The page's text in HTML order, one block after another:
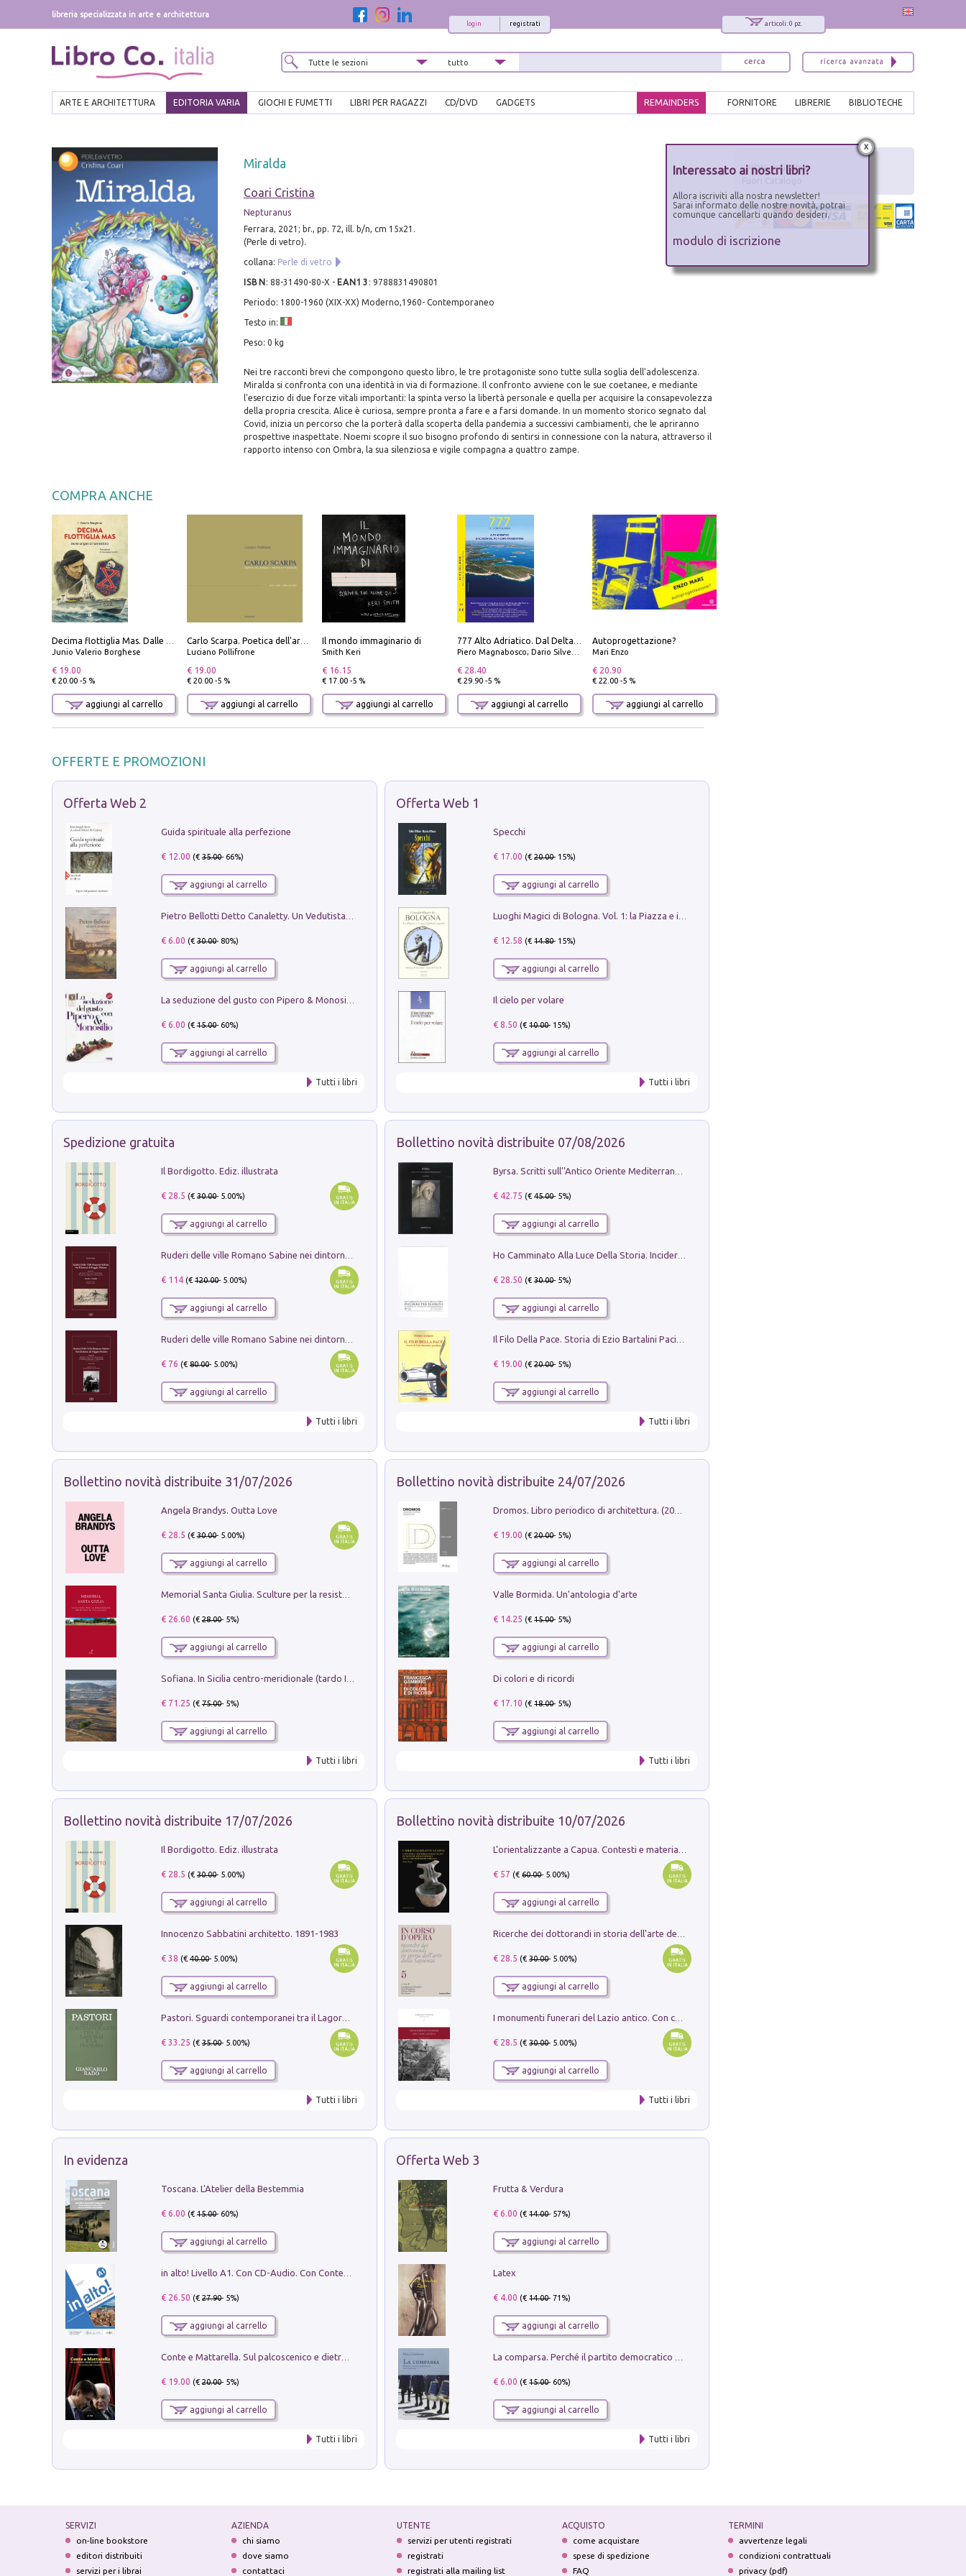
libreria specializzata in arte e architettura
articoli: 0 pz.
registrati
login
ARTE E ARCHITETTURA EDITORIA VARIA GIOCHI E FUMETTI LIBRI PER RAGAZZI CD/DVD GADGETS BIBLIOTECHE
LIBRERIE
FORNITORE
REMAINDERS
Miralda
Coari Cristina
Nepturanus
Ferrara, 2021; br., pp. 72, ill. b/n, cm 15x21.
(Perle di vetro).
collana: Perle di vetro
ISBN : 88-31490-80-X - EAN13 : 9788831490801
Periodo: 1800-1960 (XIX-XX) Moderno,1960- Contemporaneo
Testo in:
Peso: 0 kg
Nei tre racconti brevi che compongono questo libro, le tre protagoniste sono tutte sulla soglia dell'adolescenza.
Miralda si confronta con una identità in via di formazione. Il confronto avviene con le sue coetanee, e mediante
l'esercizio di due forze vitali importanti: la spinta verso la libertà personale e quella per acquisire la consapevolezza
della propria crescita. Alice è curiosa, sempre pronta a fare e a farsi domande. In un momento storico segnato dal
Covid, inizia un percorso che la porterà dalla scoperta della pandemia a successivi cambiamenti, che le apriranno
prospettive inaspettate. Noemi scopre il suo bisogno profondo di sentirsi in connessione con la natura, attraverso il
rapporto intenso con Ombra, la sua silenziosa e vigile compagna a quattro zampe.
COMPRA ANCHE
Junio Valerio Borghese
€ 19.00
€ 20.00 -5 %
aggiungi al carrello
Luciano Pollifrone
€ 19.00
€ 20.00 -5 %
aggiungi al carrello
Il mondo immaginario di
Smith Keri
€ 16.15
€ 17.00 -5 %
aggiungi al carrello
Piero Magnabosco; Dario Silvestro; Marco Sbrizzi
€ 28.40
€ 29.90 -5 %
aggiungi al carrello
Autoprogettazione?
Mari Enzo
€ 20.90
€ 22.00 -5 %
aggiungi al carrello
OFFERTE E PROMOZIONI
Offerta Web 2
Guida spirituale alla perfezione
€ 12.00 (€35.00- 66%)
aggiungi al carrello
€ 6.00 (€30.00- 80%)
aggiungi al carrello
€ 6.00 (€15.00- 60%)
aggiungi al carrello
Tutti i libri
Offerta Web 1
Specchi
€ 17.00 (€20.00- 15%)
aggiungi al carrello
€ 12.58 (€14.80- 15%)
aggiungi al carrello
Il cielo per volare
€ 8.50 (€10.00- 15%)
aggiungi al carrello
Tutti i libri
Spedizione gratuita
Il Bordigotto. Ediz. illustrata
€ 28.5 (€30.00- 5.00%)
aggiungi al carrello
€ 114(€120.00- 5.00%)
aggiungi al carrello
€ 76 (€80.00- 5.00%)
aggiungi al carrello
Tutti i libri
Bollettino novità distribuite 07/08/2026
€ 42.75 (€45.00- 5%)
aggiungi al carrello
€ 28.50 (€30.00- 5%)
aggiungi al carrello
€ 19.00 (€20.00- 5%)
aggiungi al carrello
Tutti i libri
Bollettino novità distribuite 31/07/2026
Angela Brandys. Outta Love
€ 28.5 (€30.00- 5.00%)
aggiungi al carrello
Memorial Santa Giulia. Sculture per la resistenza Monchio di Palagano
€ 26.60 (€28.00- 5%)
aggiungi al carrello
€ 71.25 (€75.00- 5%)
aggiungi al carrello
Tutti i libri
Bollettino novità distribuite 24/07/2026
€ 19.00 (€20.00- 5%)
aggiungi al carrello
Valle Bormida. Un'antologia d'arte
€ 14.25 (€15.00- 5%)
aggiungi al carrello
Di colori e di ricordi
€ 17.10 (€18.00- 5%)
aggiungi al carrello
Tutti i libri
Bollettino novità distribuite 17/07/2026
Il Bordigotto. Ediz. illustrata
€ 28.5 (€30.00- 5.00%)
aggiungi al carrello
Innocenzo Sabbatini architetto. 1891-1983
€ 38 (€40.00- 5.00%)
aggiungi al carrello
Pastori. Sguardi contemporanei tra il Lagorai e la pianura. Ediz. illustrata
€ 33.25 (€35.00- 5.00%)
aggiungi al carrello
Tutti i libri
Bollettino novità distribuite 10/07/2026
€ 57 (€60.00- 5.00%)
aggiungi al carrello
€ 28.5 (€30.00- 5.00%)
aggiungi al carrello
€ 28.5 (€30.00- 5.00%)
aggiungi al carrello
Tutti i libri
In evidenza
Toscana. L'Atelier della Bestemmia
€ 6.00 (€15.00- 60%)
aggiungi al carrello
€ 26.50 (€27.90- 5%)
aggiungi al carrello
Conte e Mattarella. Sul palcoscenico e dietro le quinte del Quirinale. Un racconto sulle istituzioni
€ 19.00 (€20.00- 5%)
aggiungi al carrello
Tutti i libri
Offerta Web 3
Frutta & Verdura
€ 6.00 (€14.00- 57%)
aggiungi al carrello
Latex
€ 4.00 (€14.00- 71%)
aggiungi al carrello
€ 6.00 (€15.00- 60%)
aggiungi al carrello
Tutti i libri
- NON ordinabile
SERVIZI
on-line bookstore
editori distribuiti
servizi per i librai
AZIENDA
chi siamo
dove siamo
contattaci
UTENTE
servizi per utenti registrati
registrati
registrati alla mailing list
ACQUISTO
come acquistare
spese di spedizione
FAQ
TERMINI
avvertenze legali
condizioni contrattuali
privacy (pdf)
x
Interessato ai nostri libri?
Allora iscriviti alla nostra newsletter!
Sarai informato delle nostre novità, potrai
comunque cancellarti quando desideri.
modulo di iscrizione